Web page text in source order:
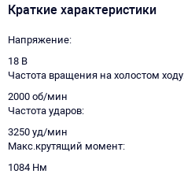
Краткие характеристики
Напряжение
18 В
Частота вращения на холостом ходу
2000 об/мин
Частота ударов
3250 уд/мин
Макс.крутящий момент
1084 Нм